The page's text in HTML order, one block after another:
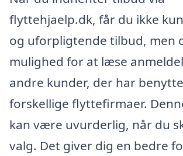
flyttehjaelp.dk, får du ikke
og uforpligtende tilbud, men
mulighed for at læse
andre kunder, der har
forskellige flyttefirmaer.
kan være uvurderlig, når du
valg. Det giver dig en bedre